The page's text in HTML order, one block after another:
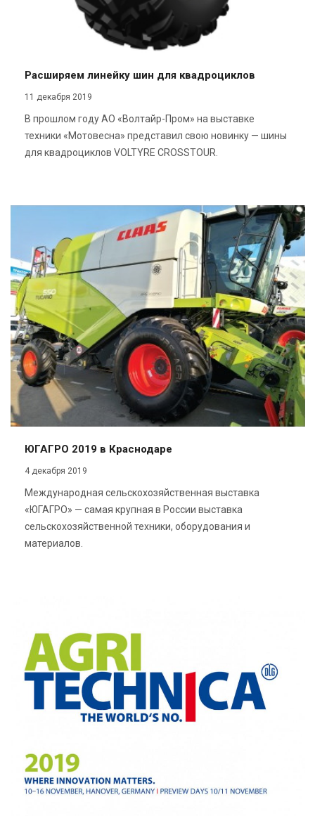
Расширяем линейку шин для квадроциклов
11 декабря 2019
В прошлом году АО «Волтайр-Пром» на выставке
техники «Мотовесна» представил свою новинку — шины
для квадроциклов VOLTYRE CROSSTOUR.
ЮГАГРО 2019 в Краснодаре
4 декабря 2019
Международная сельскохозяйственная выставка
«ЮГАГРО» — самая крупная в России выставка
сельскохозяйственной техники, оборудования и
материалов.